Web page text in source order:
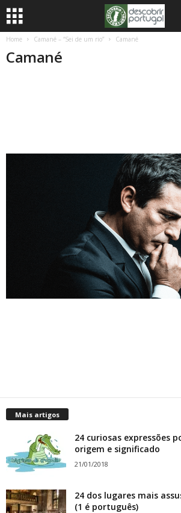
Home Camané – “Sei de um rio” Camané
Camané
Mais artigos
24 curiosas expressões
origem e significado
21/01/2018
24 dos lugares mais
(1 é português)